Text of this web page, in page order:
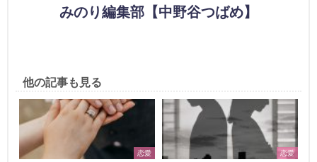
みのり編集部【中野谷つばめ】
他の記事も見る
恋愛 恋愛